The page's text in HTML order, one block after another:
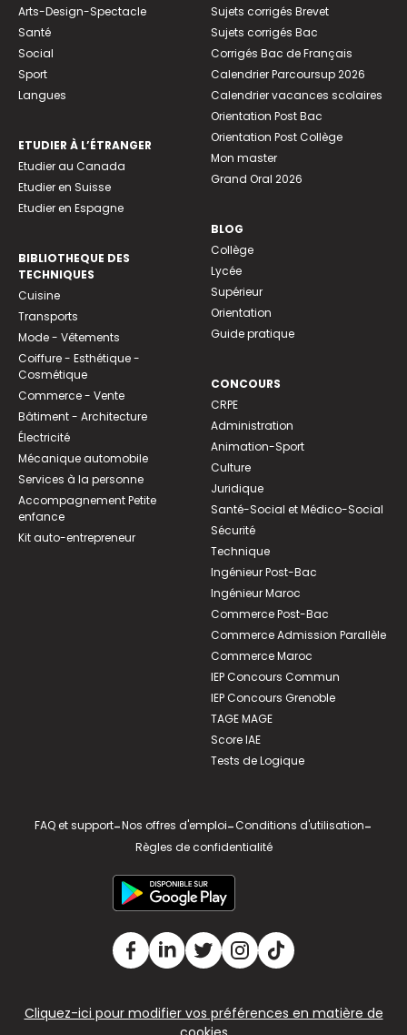
Arts-Design-Spectacle
Santé
Social
Sport
Langues
ETUDIER À L’ÉTRANGER
Etudier au Canada
Etudier en Suisse
Etudier en Espagne
BIBLIOTHEQUE DES
TECHNIQUES
Cuisine
Transports
Mode - Vêtements
Coiffure - Esthétique -
Cosmétique
Commerce - Vente
Bâtiment - Architecture
Électricité
Mécanique automobile
Services à la personne
Accompagnement Petite
enfance
Kit auto-entrepreneur
Sujets corrigés Brevet
Sujets corrigés Bac
Corrigés Bac de Français
Calendrier Parcoursup 2026
Calendrier vacances scolaires
Orientation Post Bac
Orientation Post Collège
Mon master
Grand Oral 2026
BLOG
Collège
Lycée
Supérieur
Orientation
Guide pratique
CONCOURS
CRPE
Administration
Animation-Sport
Culture
Juridique
Santé-Social et Médico-Social
Sécurité
Technique
Ingénieur Post-Bac
Ingénieur Maroc
Commerce Post-Bac
Commerce Admission Parallèle
Commerce Maroc
IEP Concours Commun
IEP Concours Grenoble
TAGE MAGE
Score IAE
Tests de Logique
FAQ et support-Nos offres d'emploi-Conditions d'utilisation-
Règles de confidentialité
Cliquez-ici pour modifier vos préférences en matière de